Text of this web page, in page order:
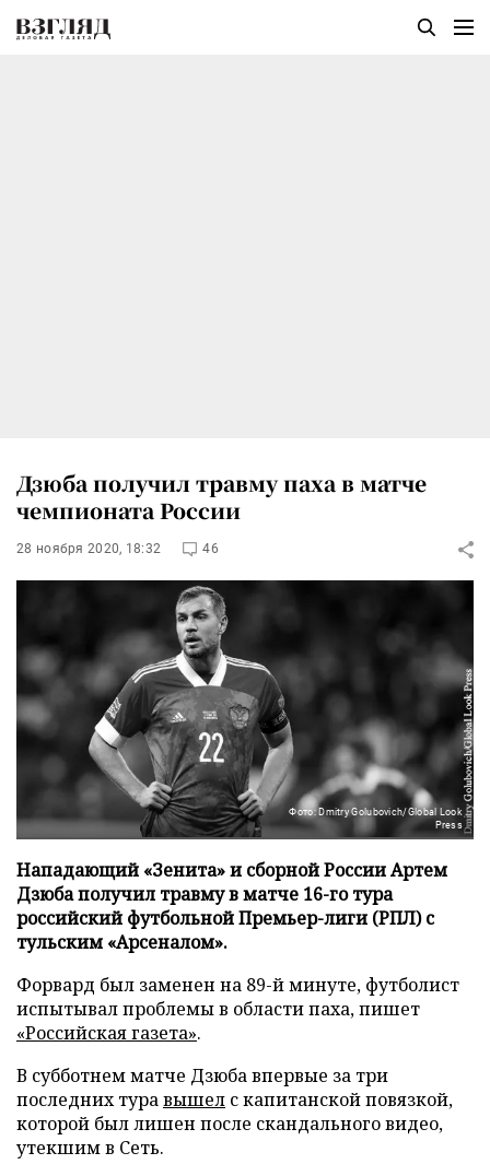
Дзюба получил травму паха в матче
чемпионата России
28 ноября 2020, 18:32 46
Фото: Dmitry Golubovich/Global Look
Press
Нападающий «Зенита» и сборной России Артем
Дзюба получил травму в матче 16-го тура
российский футбольной Премьер-лиги (РПЛ) с
тульским «Арсеналом».
Форвард был заменен на 89-й минуте, футболист
испытывал проблемы в области паха, пишет
«Российская газета».
В субботнем матче Дзюба впервые за три
последних туравышел с капитанской повязкой,
которой был лишен после скандального видео,
утекшим в Сеть.